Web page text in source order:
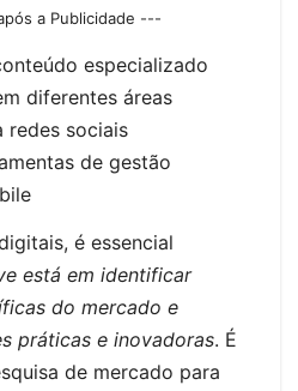
a Publicidade ---
especializado
diferentes áreas
redes sociais
de gestão
é essencial
está em identificar
do mercado e
práticas e inovadoras. É
de mercado para